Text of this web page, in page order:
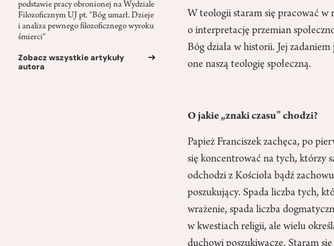
podstawie pracy obronionej na Wydziale
Filozoficznym UJ pt. "Bóg umarł. Dzieje
i analiza pewnego filozoficznego wyroku
śmierci"
Zobacz wszystkie artykuły
autora
W teologii staram się pracować w
o interpretację przemian
Bóg działa w historii. Jej
one naszą teologię społeczną.
O jakie „znaki czasu” chodzi?
Papież Franciszek zachęca, po
się koncentrować na tych, którzy
odchodzi z Kościoła bądź
poszukujący. Spada liczba tych,
wrażenie, spada liczba
w kwestiach religii, ale wielu